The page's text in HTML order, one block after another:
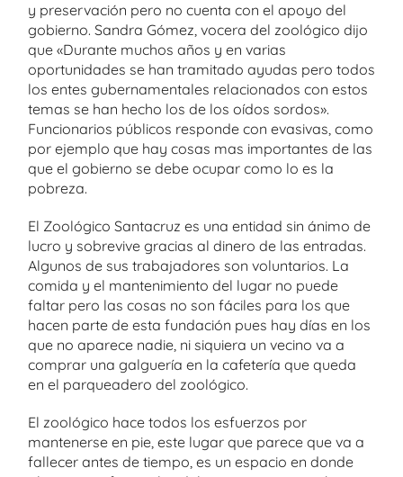
y preservación pero no cuenta con el apoyo del
gobierno. Sandra Gómez, vocera del zoológico dijo
que «Durante muchos años y en varias
oportunidades se han tramitado ayudas pero todos
los entes gubernamentales relacionados con estos
temas se han hecho los de los oídos sordos».
Funcionarios públicos responde con evasivas, como
por ejemplo que hay cosas mas importantes de las
que el gobierno se debe ocupar como lo es la
pobreza.
El Zoológico Santacruz es una entidad sin ánimo de
lucro y sobrevive gracias al dinero de las entradas.
Algunos de sus trabajadores son voluntarios. La
comida y el mantenimiento del lugar no puede
faltar pero las cosas no son fáciles para los que
hacen parte de esta fundación pues hay días en los
que no aparece nadie, ni siquiera un vecino va a
comprar una galguería en la cafetería que queda
en el parqueadero del zoológico.
El zoológico hace todos los esfuerzos por
mantenerse en pie, este lugar que parece que va a
fallecer antes de tiempo, es un espacio en donde